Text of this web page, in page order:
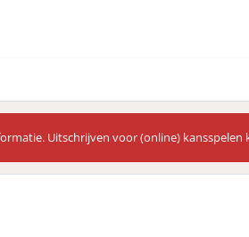
Uitschrijven voor (online) kansspelen